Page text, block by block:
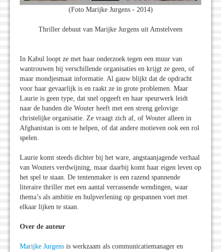
(Foto Marijke Jurgens - 2014)
Thriller debuut van Marijke Jurgens uit Amstelveen
In Kabul loopt ze met haar onderzoek tegen een muur van
wantrouwen bij verschillende organisaties en krijgt ze geen, of
maar mondjesmaat informatie. Al gauw blijkt dat de opdracht
voor haar gevaarlijk is en raakt ze in grote problemen. Maar
Laurie is geen type, dat snel opgeeft en haar speurwerk leidt
naar de banden die Wouter heeft met een streng gelovige
christelijke organisatie. Ze vraagt zich af, of Wouter alleen in
Afghanistan is om te helpen, of dat andere motieven ook een rol
spelen.
Laurie komt steeds dichter bij het ware, angstaanjagende verhaal
van Wouters verdwijning, maar daarbij komt haar eigen leven op
het spel te staan. De tentenmaker is een razend spannende
literaire thriller met een aantal verrassende wendingen, waar
thema’s als ambitie en hulpverlening op gespannen voet met
elkaar lijken te staan.
Over de auteur
Marijke Jurgens is werkzaam als communicatiemanager en